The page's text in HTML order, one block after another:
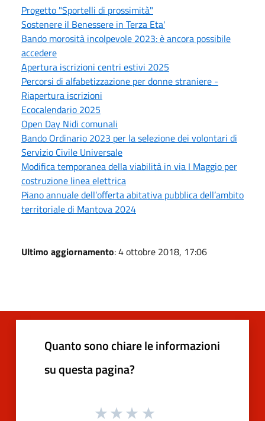
Progetto "Sportelli di prossimità"
Sostenere il Benessere in Terza Eta'
Bando morosità incolpevole 2023: è ancora possibile
accedere
Apertura iscrizioni centri estivi 2025
Percorsi di alfabetizzazione per donne straniere -
Riapertura iscrizioni
Ecocalendario 2025
Open Day Nidi comunali
Bando Ordinario 2023 per la selezione dei volontari di
Servizio Civile Universale
Modifica temporanea della viabilità in via I Maggio per
costruzione linea elettrica
Piano annuale dell’offerta abitativa pubblica dell’ambito
territoriale di Mantova 2024
Ultimo aggiornamento: 4 ottobre 2018, 17:06
Quanto sono chiare le informazioni
su questa pagina?